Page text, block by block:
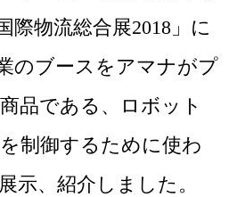
際物流総合展2018」に
のブースをアマナがプ
品である、ロボット
制御するために使わ
示、紹介しました。